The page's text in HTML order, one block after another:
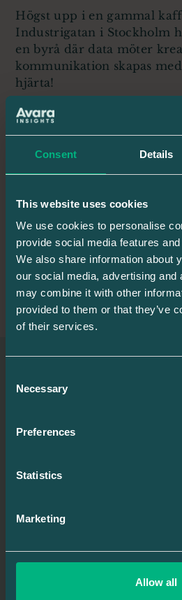
Consent Details
This website uses cookies
We use cookies to personalise
provide social media features
We also share information about
our social media, advertising and
may combine it with other
provided to them or that they’ve
of their services.
Selection
Necessary
Preferences
Statistics
Marketing
Allow all
Högst upp i en gammal
Industrigatan i Stockholm
en byrå där data möter
kommunikation skapas
hjärta!
Vi har haft förmånen att
– en inspirerande miljö
genuin nyfikenhet.
Ett särskilt tack till Jessica
professionalism och värme
ett samarbete vi verkligen
TILLBAKA